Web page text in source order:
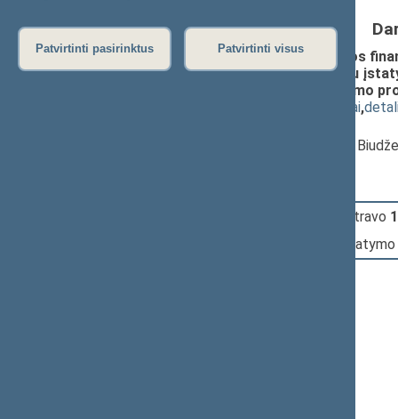
Patvirtinti pasirinktus Patvirtinti visus
Kelių priežiūros ir plėtros programos
ir Įstatymo papildymo 7-1 straipsniu
pripažinimo netekusiu galios įstatymo
susiję dokumentai,
, Komiteto narys,
(užsiregistravo
dėl šio